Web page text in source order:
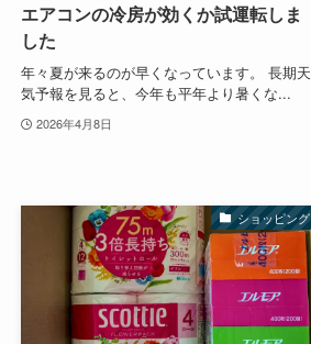
エアコンの冷房が効くか試運転しま
した
年々夏が来るのが早くなっています。 長期天
気予報を見ると、今年も平年より暑くな...
2026年4月8日
ショッピング